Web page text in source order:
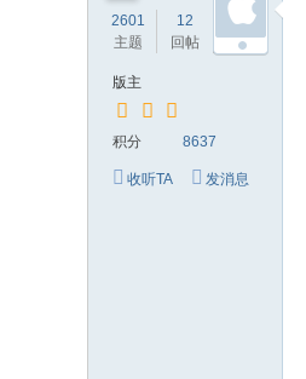
2601
主题
12
回帖
8637
积分
版主
积分 8637
收听TA 发消息